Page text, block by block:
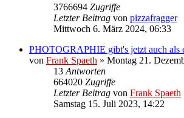
3766694 Zugriffe
Letzter Beitrag von pizzafragger
Mittwoch 6. März 2024, 06:33
PHOTOGRAPHIE gibt's jetzt auch als
von Frank Spaeth » Montag 21.
13 Antworten
664020 Zugriffe
Letzter Beitrag von Frank Spaeth
Samstag 15. Juli 2023, 14:22